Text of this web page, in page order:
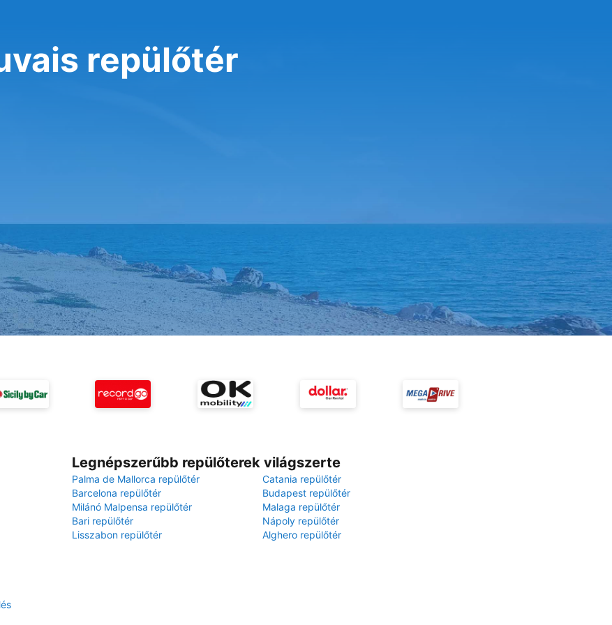
repülőtér
Legnépszerűbb repülőterek világszerte
Palma de Mallorca repülőtér
Catania repülőtér
Barcelona repülőtér
Budapest repülőtér
Milánó Malpensa repülőtér
Malaga repülőtér
Bari repülőtér
Nápoly repülőtér
Lisszabon repülőtér
Alghero repülőtér